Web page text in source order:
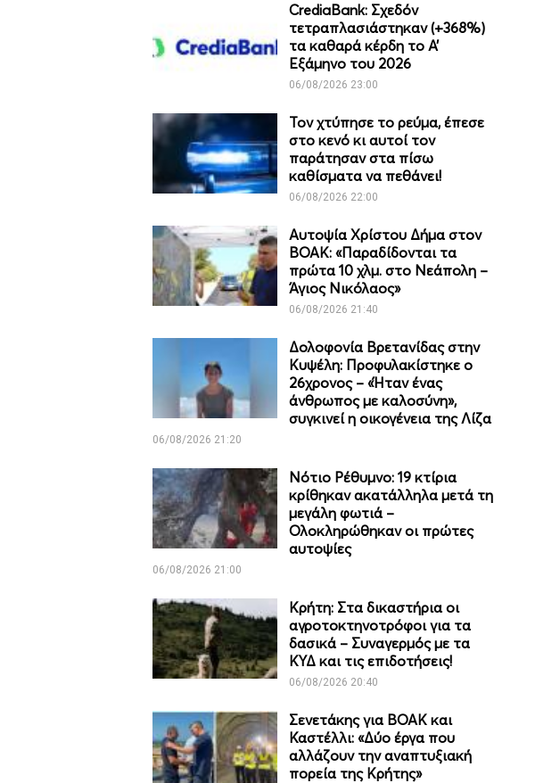
CrediaBank: Σχεδόν
τετραπλασιάστηκαν (+368%)
τα καθαρά κέρδη το Α’
Εξάμηνο του 2026
06/08/2026 23:00
Τον χτύπησε το ρεύμα, έπεσε
στο κενό κι αυτοί τον
παράτησαν στα πίσω
καθίσματα να πεθάνει!
06/08/2026 22:00
Αυτοψία Χρίστου Δήμα στον
ΒΟΑΚ: «Παραδίδονται τα
πρώτα 10 χλμ. στο Νεάπολη –
Άγιος Νικόλαος»
06/08/2026 21:40
Δολοφονία Βρετανίδας στην
Κυψέλη: Προφυλακίστηκε ο
26χρονος – «Ήταν ένας
άνθρωπος με καλοσύνη»,
συγκινεί η οικογένεια της Λίζα
06/08/2026 21:20
Νότιο Ρέθυμνο: 19 κτίρια
κρίθηκαν ακατάλληλα μετά τη
μεγάλη φωτιά –
Ολοκληρώθηκαν οι πρώτες
αυτοψίες
06/08/2026 21:00
Κρήτη: Στα δικαστήρια οι
αγροτοκτηνοτρόφοι για τα
δασικά – Συναγερμός με τα
ΚΥΔ και τις επιδοτήσεις!
06/08/2026 20:40
Σενετάκης για ΒΟΑΚ και
Καστέλλι: «Δύο έργα που
αλλάζουν την αναπτυξιακή
πορεία της Κρήτης»